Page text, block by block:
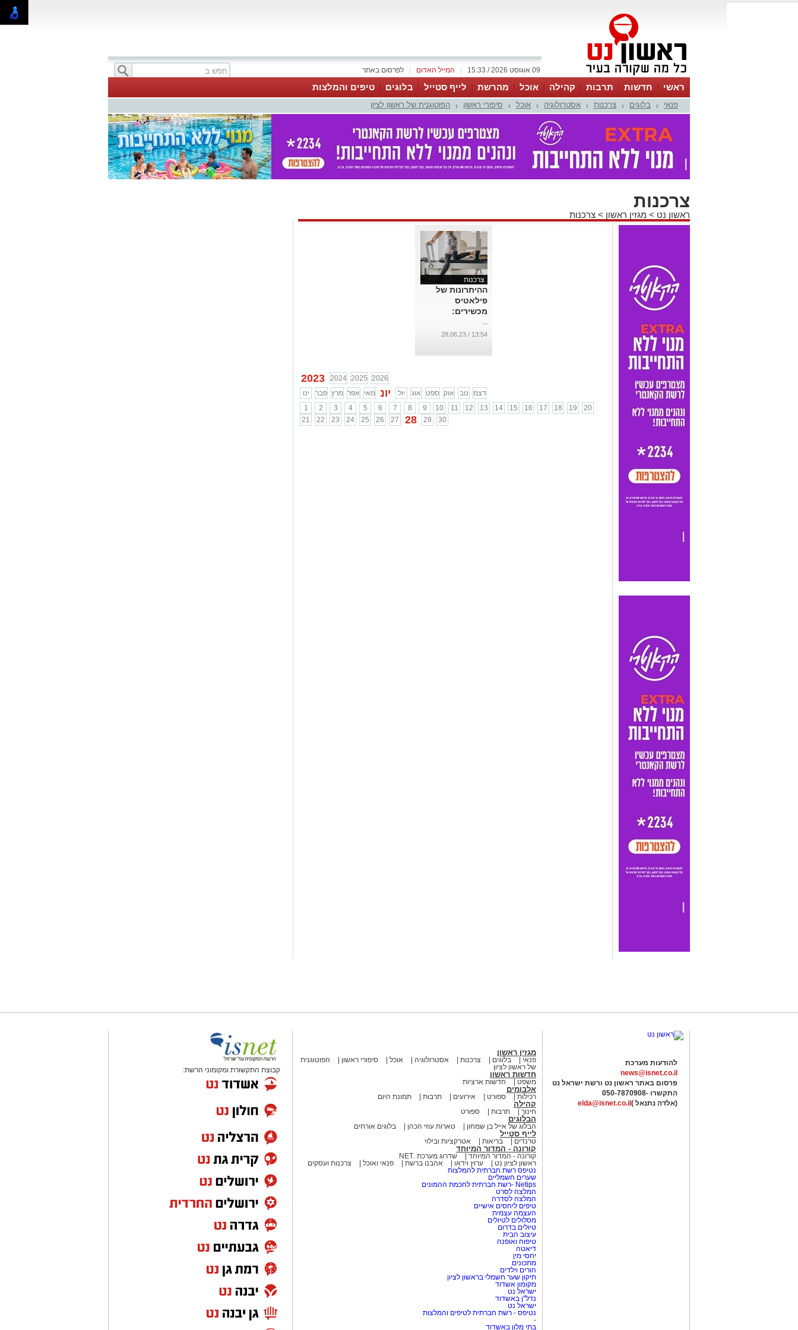
לפרסום באתר המייל האדום 09 אוגוסט 2026 / 15:33
ראשי חדשות תרבות קהילה אוכל מהרשת לייף סטייל בלוגים טיפים והמלצות
פנאי בלוגים צרכנות אסטרולוגיה אוכל סיפורי ראשון הפוטוגנית של ראשון לציון
צרכנות
ראשון נט > מגזין ראשון > צרכנות
צרכנות
ההיתרונות של
פילאטיס
מכשירים:
...
13:54 / 28.06.23
2023 2024 2025 2026
ינו
פבר מרץ אפר מאי יונ יול אוג ספט אוק נוב
דצמ
1
2 3 4 5 6 7 8 9 10 11 12 13 14 15 16 17 18 19
20
21
22 23 24 25 26 27 28 29 30
להודעות מערכת
news@isnet.co.il
פרסום באתר ראשון נט ורשת ישראל נט
התקשרו -050-7870908
(אלדה נתנאל ) elda@isnet.co.il
מגזין ראשון
פנאי בלוגים צרכנות אסטרולוגיה אוכל סיפורי ראשון
הפוטוגנית
של ראשון לציון
חדשות ראשון
משפט חדשות ארציות
אלבומים
רכילות ספורט אירועים תרבות תמונת היום
קהילה
חינוך תרבות ספורט
הבלוגים
הבלוג של אייל בן שמחון טארות עוזי הכהן בלוגים אורחים
לייף סטייל
טרנדים בריאות אטרקציות ובילוי
קורונה - המדור המיוחד
קורונה - המדור המיוחד
שדרוג מערכת .NET
ראשון לציון נט
ערוץ וידאו אהבנו ברשת פנאי ואוכל
צרכנות ועסקים
נטיפס רשת חברתית להמלצות
שערים חשמליים
Netips -רשת חברתית לחכמת ההמונים
המלצה לסרט
המלצה לסדרה
טיפים ליחסים אישיים
העצמה עצמית
מסלולים לטיולים
טיולים בדרום
עיצוב הבית
טיפוח ואופנה
דיאטה
יחסי מין
מתכונים
הורים וילדים
תיקון שער חשמלי בראשון לציון
מקומון אשדוד
ישראל נט
נדל"ן באשדוד
ישראל נט
נטיפס - רשת חברתית לטיפים והמלצות
-
בתי מלון באשדוד
קבוצת התקשורת ומקומוני הרשת: